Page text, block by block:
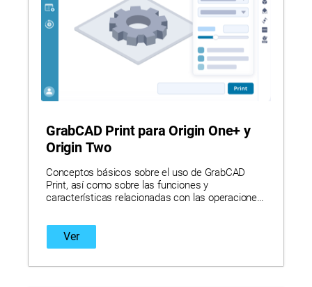
GrabCAD Print para Origin One+ y
Origin Two
Conceptos básicos sobre el uso de GrabCAD
Print, así como sobre las funciones y
características relacionadas con las operaciones
Ver